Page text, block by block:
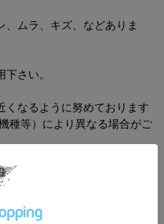
ムラ、キズ、などありま
さい。
くなるように努めております
種等）により異なる場合がご